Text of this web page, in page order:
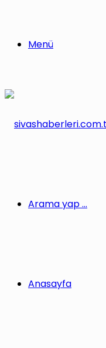
Menü
Arama yap ...
Anasayfa